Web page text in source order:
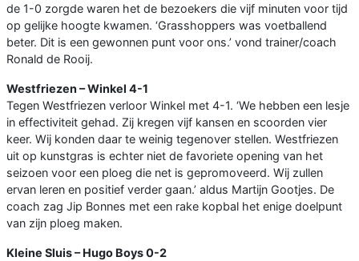
de 1-0 zorgde waren het de bezoekers die vijf minuten voor tijd
op gelijke hoogte kwamen. ‘Grasshoppers was voetballend
beter. Dit is een gewonnen punt voor ons.’ vond trainer/coach
Ronald de Rooij.
Westfriezen – Winkel 4-1
Tegen Westfriezen verloor Winkel met 4-1. ‘We hebben een lesje
in effectiviteit gehad. Zij kregen vijf kansen en scoorden vier
keer. Wij konden daar te weinig tegenover stellen. Westfriezen
uit op kunstgras is echter niet de favoriete opening van het
seizoen voor een ploeg die net is gepromoveerd. Wij zullen
ervan leren en positief verder gaan.’ aldus Martijn Gootjes. De
coach zag Jip Bonnes met een rake kopbal het enige doelpunt
van zijn ploeg maken.
Kleine Sluis – Hugo Boys 0-2